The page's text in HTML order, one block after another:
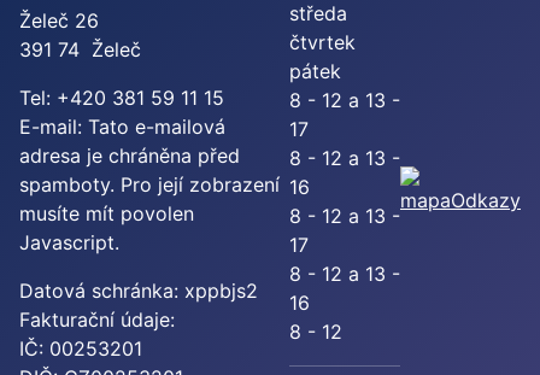
Želeč 26
391 74 Želeč
Tel: +420 381 59 11 15
E-mail: Tato e-mailová
adresa je chráněna před
spamboty. Pro její zobrazení
musíte mít povolen
Javascript.
Datová schránka: xppbjs2
Fakturační údaje:
IČ: 00253201
středa
čtvrtek
pátek
8 - 12 a 13 -
17
8 - 12 a 13 -
16
8 - 12 a 13 -
17
8 - 12 a 13 -
16
8 - 12
Odkazy